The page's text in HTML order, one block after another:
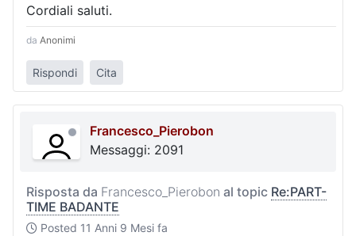
Cordiali saluti.
da Anonimi
Rispondi Cita
Francesco_Pierobon
Messaggi: 2091
Risposta da Francesco_Pierobon al topic Re:PART-
TIME BADANTE
Posted 11 Anni 9 Mesi fa